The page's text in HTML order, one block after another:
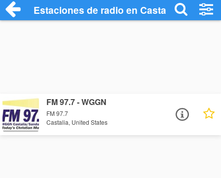
Estaciones de radio en Castalia -
FM 97.7 - WGGN
FM 97.7
Castalia, United States